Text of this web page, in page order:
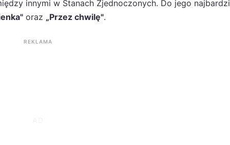
innymi w Stanach Zjednoczonych. Do jego
oraz „Przez chwilę".
REKLAMA